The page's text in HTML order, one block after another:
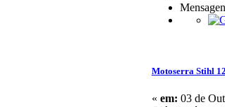
Motoserra Stihl
« em: 03 de